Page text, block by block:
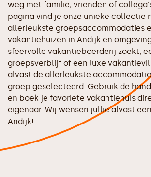
weg met familie, vrienden of
pagina vind je onze unieke collectie
allerleukste groepsaccommodaties
vakantiehuizen in Andijk en
sfeervolle vakantieboerderij zoekt,
groepsverblijf of een luxe
alvast de allerleukste
groep geselecteerd. Gebruik de
en boek je favoriete vakantiehuis
eigenaar. Wij wensen jullie alvast
Andijk!